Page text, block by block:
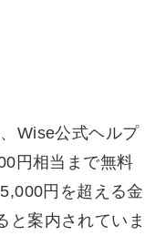
Wise公式ヘルプ
円相当まで無料
円を超える金
と案内されていま